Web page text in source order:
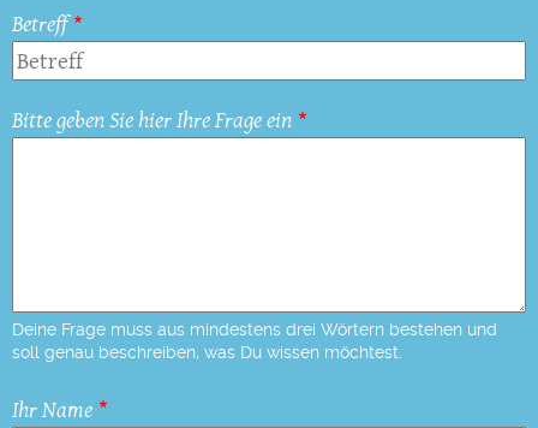
Betreff
Bitte geben Sie hier Ihre Frage ein
Deine Frage muss aus mindestens drei Wörtern bestehen und
soll genau beschreiben, was Du wissen möchtest.
Ihr Name